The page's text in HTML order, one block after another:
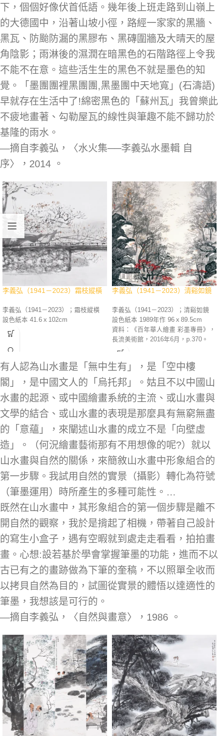
下，個個好像伏首低語。幾年後上班走路到山嶺上
的大德國中，沿著山坡小徑，路經一家家的黑牆、
黑瓦、防颱防漏的黑膠布、黑磚圍牆及大晴天的屋
角陰影；雨淋後的濕潤在暗黑色的石階路徑上令我
不能不在意。這些活生生的黑色不就是墨色的知
覺。「墨團團裡黑團團,黑墨團中天地寬」(石濤語)
早就存在生活中了!綿密黑色的「蘇州瓦」我曾樂此
不疲地畫著、勾勒屋瓦的線性與筆趣不能不歸功於
基隆的雨水。
—摘自李義弘，〈水火集──李義弘水墨輯 自
序〉，2014 。
李義弘（1941－2023）霜枝縱橫
李義弘（1941－2023）；霜枝縱橫
設色紙本 41.6ｘ102cm
李義弘（1941－2023）清谿如鏡
李義弘（1941－2023）；清谿如鏡
設色紙本 1989年作 96ｘ89.5cm
資料：《百年華人繪畫 彩墨專冊》，
長流美術館，2016年6月，p.370。
有人認為山水畫是「無中生有」，是「空中樓
閣」，是中國文人的「烏托邦」。姑且不以中國山
水畫的起源、或中國繪畫系統的主流、或山水畫與
文學的結合、或山水畫的表現是那麼具有無窮無盡
的「意蘊」，來闡述山水畫的成立不是「向壁虛
造」。（何況繪畫藝術那有不用想像的呢?）就以
山水畫與自然的關係，來簡敘山水畫中形象組合的
第一步驟。我試用自然的實景（攝影）轉化為符號
（筆墨運用）時所產生的多種可能性。…
既然在山水畫中，其形象組合的第一個步驟是離不
開自然的觀察，我於是揹起了相機，帶著自己設計
的寫生小盒子，遇有空暇就到處走走看看，拍拍畫
畫。心想:設若基於學會掌握筆墨的功能，進而不以
古已有之的畫跡做為下筆的奎稿，不以照單全收而
以拷貝自然為目的，試圖從實景的體悟以達適性的
筆墨，我想該是可行的。
—摘自李義弘，〈自然與畫意〉，1986 。